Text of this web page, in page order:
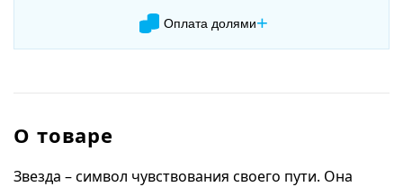
Оплата долями+
О товаре
Звезда – символ чувствования своего пути. Она